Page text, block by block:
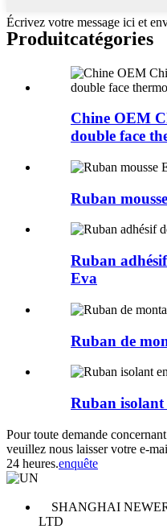
Écrivez votre message ici et
Produitcatégories
Chine OEM
double face
Ruban
Ruban
Eva
Ruban de
Ruban isolant
Pour toute demande
veuillez nous laisser votre e-
24 heures.enquête
SHANGHAI
LTD